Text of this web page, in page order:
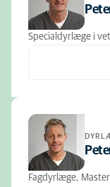
Specialdyrlæge i
Fagdyrlæge, Master